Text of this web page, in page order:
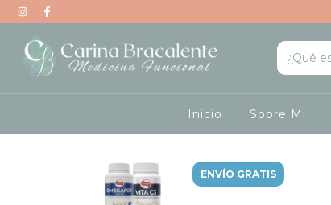
Inicio Sobre Mi
ENVÍO GRATIS